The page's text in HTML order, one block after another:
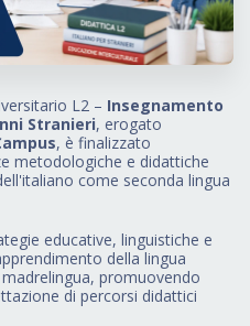
L2 – Insegnamento
Stranieri, erogato
, è finalizzato
metodologiche e didattiche
come seconda lingua
educative, linguistiche e
della lingua
promuovendo
di percorsi didattici